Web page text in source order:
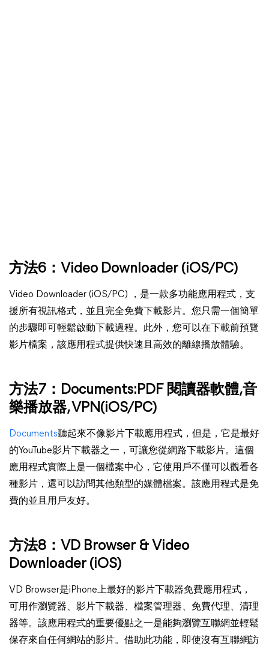
方法6： Video Downloader (iOS/PC)
Video Downloader (iOS/PC) ，是一款多功能應用程式，支
援所有視訊格式，並且完全免費下載影片。您只需一個簡單
的步驟即可輕鬆啟動下載過程。此外，您可以在下載前預覽
影片檔案，該應用程式提供快速且高效的離線播放體驗。
方法7：Documents:PDF 閱讀器軟體,音
樂播放器, VPN(iOS/PC)
Documents聽起來不像影片下載應用程式，但是，它是最好
的YouTube影片下載器之一，可讓您從網路下載影片。這個
應用程式實際上是一個檔案中心，它使用戶不僅可以觀看各
種影片，還可以訪問其他類型的媒體檔案。該應用程式是免
費的並且用戶友好。
方法8： VD Browser & Video
Downloader (iOS)
VD Browser是iPhone上最好的影片下載器免費應用程式，
可用作瀏覽器、影片下載器、檔案管理器、免費代理、清理
器等。該應用程式的重要優點之一是能夠瀏覽互聯網並輕鬆
保存來自任何網站的影片。借助此功能，即使沒有互聯網訪